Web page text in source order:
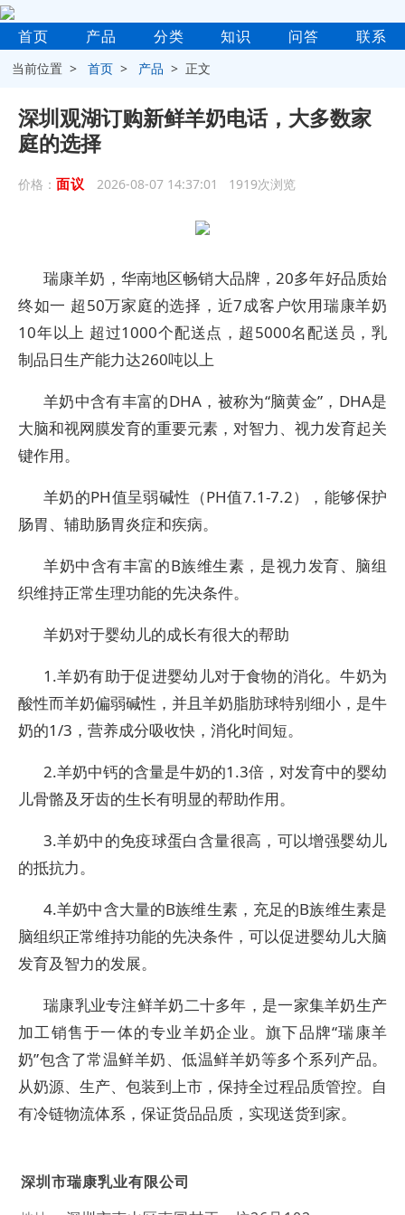
首页 产品 分类 知识 问答 联系
当前位置 >首页 > 产品 > 正文
深圳观湖订购新鲜羊奶电话，大多数家
庭的选择
价格： 面议 2026-08-07 14:37:01 1919次浏览
瑞康羊奶，华南地区畅销大品牌，20多年好品质始
终如一 超50万家庭的选择，近7成客户饮用瑞康羊奶
10年以上 超过1000个配送点，超5000名配送员，乳
制品日生产能力达260吨以上
羊奶中含有丰富的DHA，被称为“脑黄金”，DHA是
大脑和视网膜发育的重要元素，对智力、视力发育起关
键作用。
羊奶的PH值呈弱碱性（PH值7.1-7.2），能够保护
肠胃、辅助肠胃炎症和疾病。
羊奶中含有丰富的B族维生素，是视力发育、脑组
织维持正常生理功能的先决条件。
羊奶对于婴幼儿的成长有很大的帮助
1.羊奶有助于促进婴幼儿对于食物的消化。牛奶为
酸性而羊奶偏弱碱性，并且羊奶脂肪球特别细小，是牛
奶的1/3，营养成分吸收快，消化时间短。
2.羊奶中钙的含量是牛奶的1.3倍，对发育中的婴幼
儿骨骼及牙齿的生长有明显的帮助作用。
3.羊奶中的免疫球蛋白含量很高，可以增强婴幼儿
的抵抗力。
4.羊奶中含大量的B族维生素，充足的B族维生素是
脑组织正常维持功能的先决条件，可以促进婴幼儿大脑
发育及智力的发展。
瑞康乳业专注鲜羊奶二十多年，是一家集羊奶生产
加工销售于一体的专业羊奶企业。旗下品牌“瑞康羊
奶”包含了常温鲜羊奶、低温鲜羊奶等多个系列产品。
从奶源、生产、包装到上市，保持全过程品质管控。自
有冷链物流体系，保证货品品质，实现送货到家。
深圳市瑞康乳业有限公司